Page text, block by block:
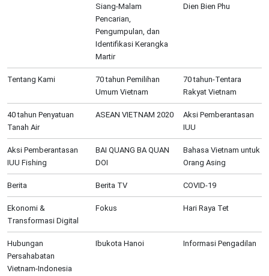
Siang-Malam
Pencarian,
Pengumpulan, dan
Identifikasi Kerangka
Martir
Dien Bien Phu
Tentang Kami
70 tahun Pemilihan
Umum Vietnam
70 tahun-Tentara
Rakyat Vietnam
40 tahun Penyatuan
Tanah Air
ASEAN VIETNAM 2020
Aksi Pemberantasan
IUU
Aksi Pemberantasan
IUU Fishing
BAI QUANG BA QUAN
DOI
Bahasa Vietnam untuk
Orang Asing
Berita Berita TV COVID-19
Ekonomi &
Transformasi Digital
Fokus Hari Raya Tet
Hubungan
Persahabatan
Vietnam-Indonesia
Ibukota Hanoi Informasi Pengadilan